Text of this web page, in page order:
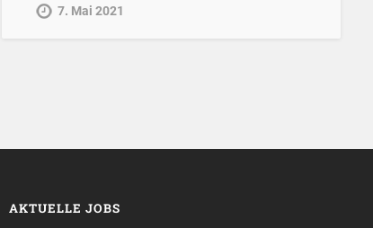
7. Mai 2021
AKTUELLE JOBS